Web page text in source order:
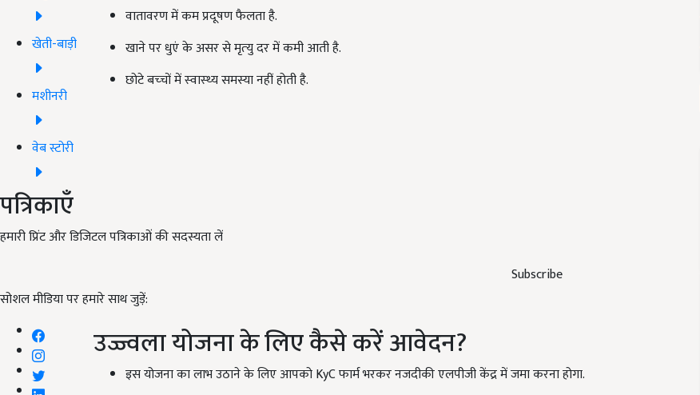
खेती-बाड़ी
मशीनरी
वेब स्टोरी
पत्रिकाएँ
हमारी प्रिंट और डिजिटल पत्रिकाओं की सदस्यता लें
Subscribe
सोशल मीडिया पर हमारे साथ जुड़ें:
वातावरण में कम प्रदूषण फैलता है.
खाने पर धुएं के असर से मृत्‍यु दर में कमी आती है.
छोटे बच्‍चों में स्‍वास्‍थ्‍य समस्या नहीं होती है.
उज्ज्वला योजना के लिए कैसे करें आवेदन?
इस योजना का लाभ उठाने के लिए आपको KyC फार्म भरकर नजदीकी एलपीजी केंद्र में जमा करना होगा.